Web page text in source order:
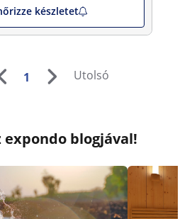
készletet
1 Utolsó
blogjával!